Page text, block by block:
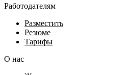
Работодателям
Разместить
Резюме
Тарифы
О нас